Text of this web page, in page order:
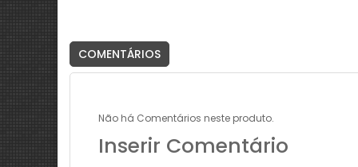
COMENTÁRIOS
Não há Comentários neste produto.
Inserir Comentário